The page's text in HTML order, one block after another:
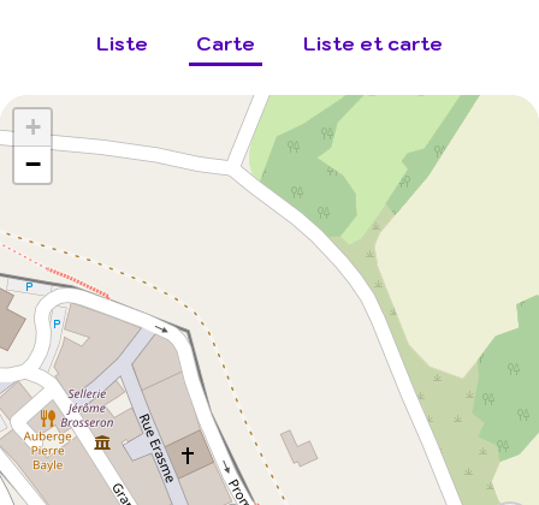
Liste Carte Liste et carte
+
−